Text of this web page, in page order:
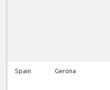
Spain Gerona